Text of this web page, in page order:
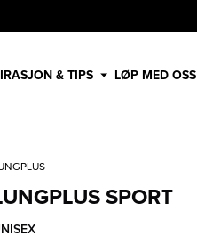
& TIPS LØP MED OSS
SPORT